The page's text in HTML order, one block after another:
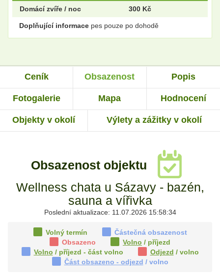
Domácí zvíře / noc 300 Kč
Doplňující informace pes pouze po dohodě
Ceník Obsazenost Popis
Fotogalerie Mapa Hodnocení
Objekty v okolí Výlety a zážitky v okolí
Obsazenost objektu
Wellness chata u Sázavy - bazén,
sauna a vířivka
Poslední aktualizace: 11.07.2026 15:58:34
Volný termín
Částečná obsazenost
Obsazeno
Volno / příjezd
Volno / příjezd - část volno Odjezd / volno
Část obsazeno - odjezd / volno